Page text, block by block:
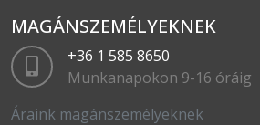
MAGÁNSZEMÉLYEKNEK
+36 1 585 8650
Munkanapokon 9-16 óráig
Áraink magánszemélyeknek